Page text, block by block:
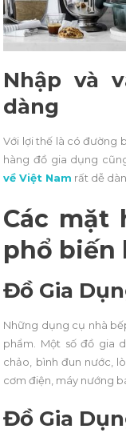
Nhập và
dàng
Với lợi thế là có đường
hàng đồ gia dụng
về Việt Nam rất dễ
Các mặt
phổ biến
Đồ Gia
Những dụng cụ nhà
phẩm. Một số đồ gia
chảo, bình đun nước,
cơm điện, máy nướng
Đồ Gia